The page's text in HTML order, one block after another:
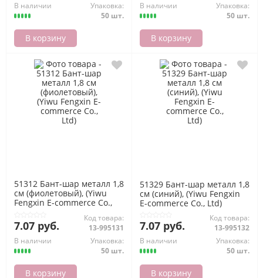
В наличии
Упаковка:
50 шт.
В корзину
В наличии
Упаковка:
50 шт.
В корзину
51312 Бант-шар металл 1,8
см (фиолетовый), (Yiwu
Fengxin E-commerce Co.,
7.07 руб.
Код товара:
13-995131
В наличии
Упаковка:
50 шт.
В корзину
51329 Бант-шар металл 1,8
см (синий), (Yiwu Fengxin
E-commerce Co., Ltd)
7.07 руб.
Код товара:
13-995132
В наличии
Упаковка:
50 шт.
В корзину